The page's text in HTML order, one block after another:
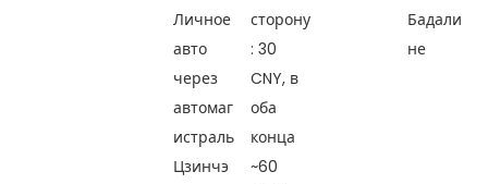
Личное
авто
через
автомаг
истраль
Цзинчэ
сторону
: 30
CNY, в
оба
конца
~60
Бадали
не